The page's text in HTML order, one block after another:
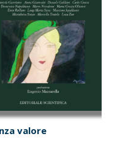
valore